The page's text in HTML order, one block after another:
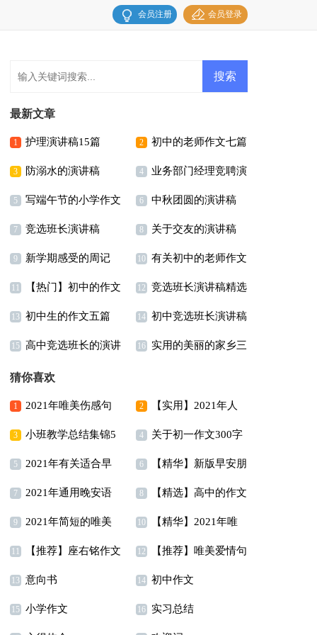
会员登录
会员注册
最新文章
1 护理演讲稿15篇 2 初中的老师作文七篇
3 防溺水的演讲稿 4 业务部门经理竞聘演
讲稿
5 写端午节的小学作文 6 中秋团圆的演讲稿
7 竞选班长演讲稿
【热】
8 关于交友的演讲稿
9 新学期感受的周记 10 有关初中的老师作文
3篇
11 【热门】初中的作文
300字汇编八篇
12 竞选班长演讲稿精选
15篇
13 初中生的作文五篇 14 初中竞选班长演讲稿
15 高中竞选班长的演讲
稿
16 实用的美丽的家乡三
猜你喜欢
1 2021年唯美伤感句
子摘录65句
2 【实用】2021年人
生唯美的句子汇编95句
3 小班教学总结集锦5
篇
4 关于初一作文300字
锦集7篇
5 2021年有关适合早
上发的早安心语朋友圈
合集58条
6 【精华】新版早安朋
友圈问候语摘录66句
7 2021年通用晚安语
录朋友圈锦集62句
8 【精选】高中的作文
400字5篇
9 2021年简短的唯美
简短句子汇编49句
10 【精华】2021年唯
美的早安朋友圈问候语
集合45句
11 【推荐】座右铭作文
汇总9篇
12 【推荐】唯美爱情句
子38句
13 意向书 14 初中作文
15 小学作文 16 实习总结